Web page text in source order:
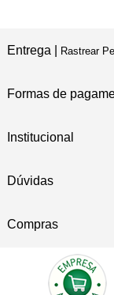
Entrega | Rastrear
Formas de
Institucional
Dúvidas
Compras